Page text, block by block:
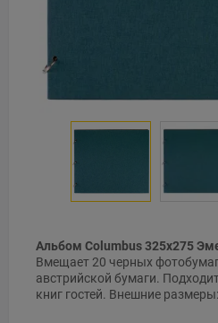
Альбом Columbus 325x275
Вмещает 20 черных
австрийской бумаги.
книг гостей. Внешние